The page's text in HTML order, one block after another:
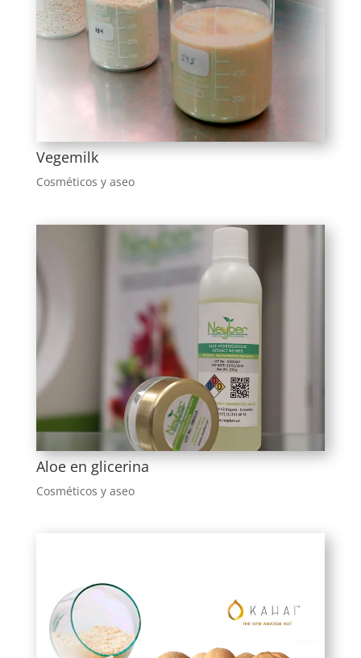
Vegemilk
Cosméticos y aseo
Aloe en glicerina
Cosméticos y aseo